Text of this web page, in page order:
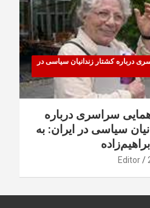
درباره کشتار زندانیان سیاسی در
سراسری درباره
سیاسی در ایران: به
Editor